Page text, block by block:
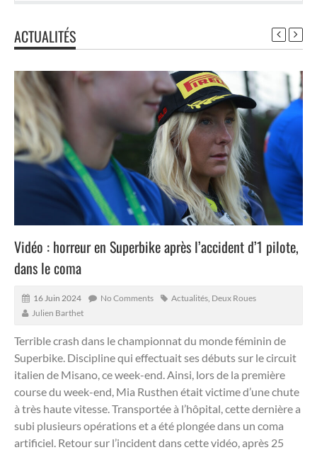
ACTUALITÉS
Vidéo : horreur en Superbike après l’accident d’1 pilote,
dans le coma
16 Juin 2024 No Comments Actualités Deux Roues
Julien Barthet
Terrible crash dans le championnat du monde féminin de
Superbike. Discipline qui effectuait ses débuts sur le circuit
italien de Misano, ce week-end. Ainsi, lors de la première
course du week-end, Mia Rusthen était victime d’une chute
à très haute vitesse. Transportée à l’hôpital, cette dernière a
subi plusieurs opérations et a été plongée dans un coma
artificiel. Retour sur l’incident dans cette vidéo, après 25